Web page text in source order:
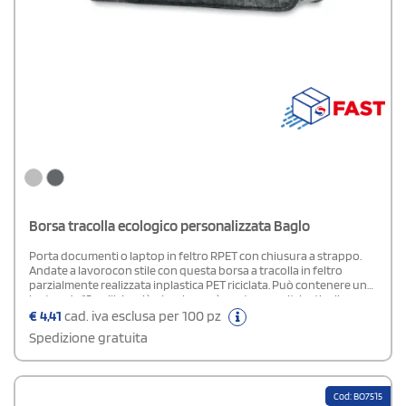
Borsa tracolla ecologico personalizzata Baglo
Porta documenti o laptop in feltro RPET con chiusura a strappo.
Andate a lavorocon stile con questa borsa a tracolla in feltro
parzialmente realizzata inplastica PET riciclata. Può contenere un
laptop da 15 pollici o più piccolo epuò contenere altri articoli per
ufficio come quaderni e penne. Tutto ciò di cuiavete bisogno
durante la giornata, contenuto in una borsa a tracolla compatta.
€4,41 cad. iva esclusa per 100 pz
Spedizione gratuita
Cod: BO7515